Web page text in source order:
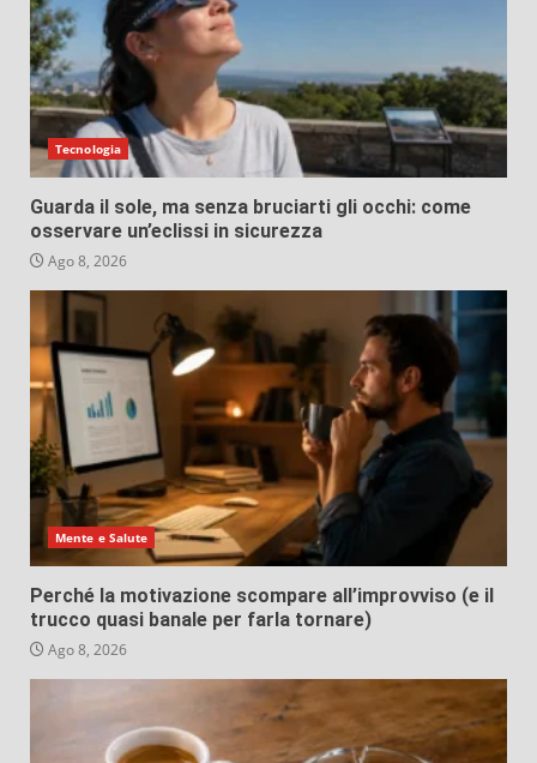
Tecnologia
Guarda il sole, ma senza bruciarti gli occhi: come
osservare un’eclissi in sicurezza
Ago 8, 2026
Mente e Salute
Perché la motivazione scompare all’improvviso (e il
trucco quasi banale per farla tornare)
Ago 8, 2026